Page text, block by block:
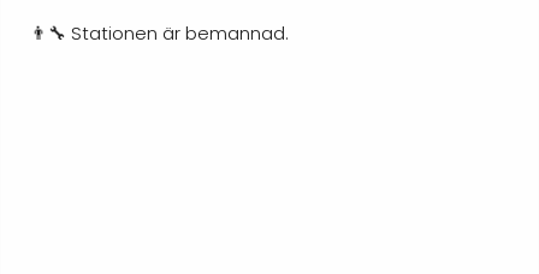
👨‍🔧 Stationen är bemannad.